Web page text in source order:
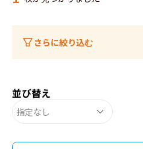
さらに絞り込む
並び替え
指定なし